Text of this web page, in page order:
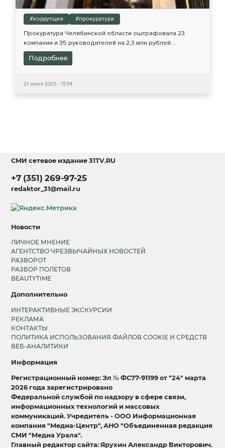
#коррупция #прокуратура
Прокуратура Челябинской области оштрафовала 23
компании и 35 руководителей на 2,3 млн рублей....
Подробнее
21 июля 2025 - 15:34
СМИ сетевое издание31TV.RU
+7 (351) 269-97-25
redaktor_31@mail.ru
Новости
ЛИЧНОЕ МНЕНИЕ
АГЕНТСТВО ЧРЕЗВЫЧАЙНЫХ НОВОСТЕЙ
РАЗВОРОТ
РАЗБОР ПОЛЕТОВ
BEAUTYTIME
Дополнительно
ИНТЕРАКТИВНЫЕ ЭКСКУРСИИ
РЕКЛАМА
КОНТАКТЫ
ПОЛИТИКА ИСПОЛЬЗОВАНИЯ ФАЙЛОВ COOKIE И СРЕДСТВ
ВЕБ-АНАЛИТИКИ
Информация
Регистрационный номер: Эл № ФС77-91199 от "24" марта
2026 года зарегистрировано
Федеральной службой по надзору в сфере связи,
информационных технологий и массовых
коммуникаций. Учредитель - ООО Информационная
компания "Медиа-Центр", АНО "Объединенная редакция
СМИ "Медиа Урала".
Главный редактор сайта: Ярухин Александр Викторович.